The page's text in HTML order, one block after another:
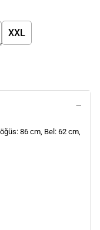
XXL
86 cm, Bel: 62 cm,